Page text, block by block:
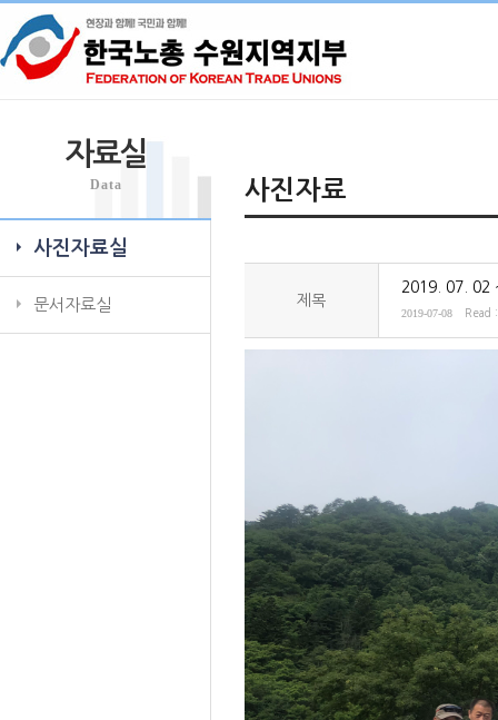
자료실
Data
사진자료실
문서자료실
사진자료
제목
2019. 07. 02
2019-07-08 Read